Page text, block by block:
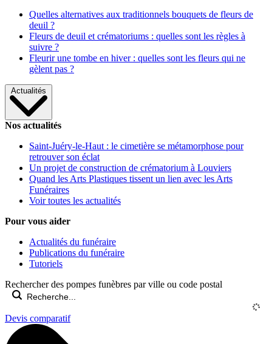
Quelles alternatives aux traditionnels bouquets de fleurs de
deuil ?
Fleurs de deuil et crématoriums : quelles sont les règles à
suivre ?
Fleurir une tombe en hiver : quelles sont les fleurs qui ne
gèlent pas ?
Actualités
Nos actualités
Saint-Juéry-le-Haut : le cimetière se métamorphose pour
retrouver son éclat
Un projet de construction de crématorium à Louviers
Quand les Arts Plastiques tissent un lien avec les Arts
Funéraires
Voir toutes les actualités
Pour vous aider
Actualités du funéraire
Publications du funéraire
Tutoriels
Rechercher des pompes funèbres par ville ou code postal
Devis comparatif